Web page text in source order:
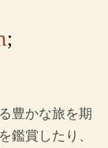
;
豊かな旅を期
鑑賞したり、